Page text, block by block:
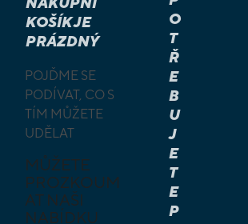
KOŠÍK JE
PRÁZDNÝ
POJĎME SE
PODÍVAT, CO S
TÍM MŮŽETE
UDĚLAT
MŮŽETE
PROZKOUM
AT NAŠI
NABÍDKU
O
T
Ř
E
B
U
J
E
T
E
P